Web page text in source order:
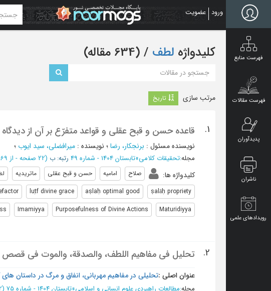
content
ورود عضویت
فهرست منابع
فهرست مقالات
پدیدآوران
ناشران
رویدادهای علمی
کلیدواژه لطف ‏/ (634 مقاله)
مرتب سازی تاریخ
1. قاعده حسن و قبح عقلی و قواعد متفرّع بر آن از دیدگاه
نویسنده مسئول : برنجکار، رضا؛ نویسنده : میرافضلی، سید ایوب ؛
مجله:تحقیقات کلامی»تابستان 1404 - شماره 49 رتبه: ب (‎22 صفحه - از 169 تا 190
کلیدواژه ها: صلاح امامیه حسن و قبح عقلی ماتریدیه
ṣalāḥ propriety
aṣlaḥ optimal good
luṭf divine grace
Maturidiyya
Purposefulness of Divine Actions
Imamiyya
2. تحليل في مفاهيم اللطف، والصدقة، والموت في قصص
عنوان اصلی :تحلیلی در مفاهیم مهربانی، انفاق و مرگ در داستان
مجله:مطالعات راهبردی علوم انسانی و اسلامی»تابستان 1404 - شماره 75 (‎12 صفحه -